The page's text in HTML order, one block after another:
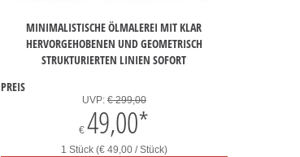
MINIMALISTISCHE ÖLMALEREI MIT KLAR
HERVORGEHOBENEN UND GEOMETRISCH
STRUKTURIERTEN LINIEN SOFORT
PREIS
UVP: € 299,00
€ 49,00*
1 Stück (€ 49,00 / Stück)